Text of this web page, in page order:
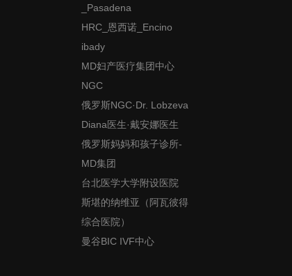
_Pasadena
HRC_恩西诺_Encino
ibady
MD妇产医疗集团中心
NGC
俄罗斯NGC·Dr. Lobzeva
Diana医生·戴安娜医生
俄罗斯妈妈和孩子诊所-
MD集团
台北医学大学附设医院
斯堪的纳维亚（阿瓦彼得
综合医院）
曼谷BIC IVF中心